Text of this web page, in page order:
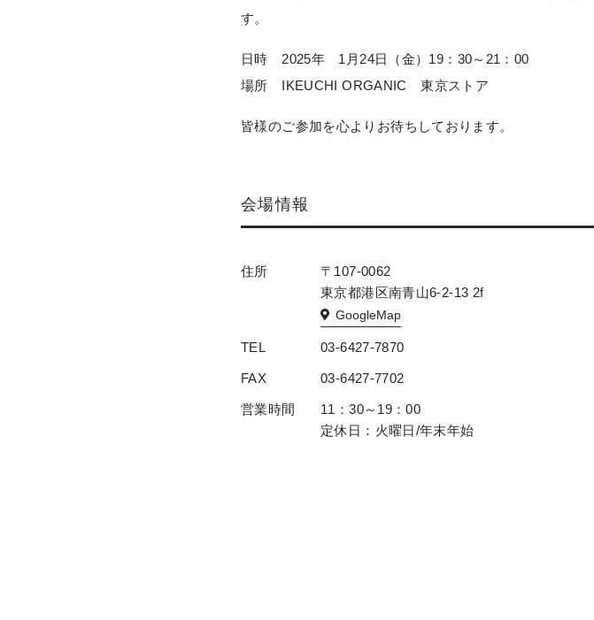
す。
日時 2025年 1月24日（金）19：30～21：00
場所 IKEUCHI ORGANIC 東京ストア
皆様のご参加を心よりお待ちしております。
会場情報
住所
〒107-0062
東京都港区南青山6-2-13 2f
GoogleMap
TEL 03-6427-7870
FAX 03-6427-7702
営業時間
11：30～19：00
定休日：火曜日/年末年始